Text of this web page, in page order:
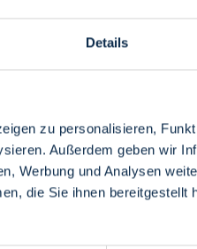
Details
zu personalisieren,
Außerdem geben wir
Werbung und Analysen
die Sie ihnen bereitgestellt
Menü